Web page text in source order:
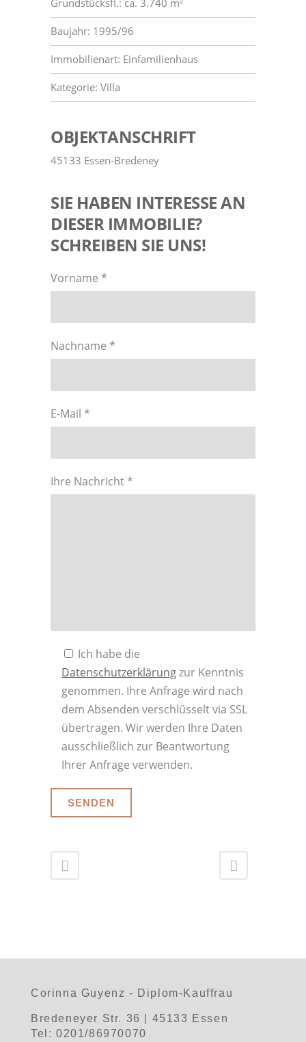
Grundstücksfl.: ca. 3.740 m²
Baujahr: 1995/96
Immobilienart: Einfamilienhaus
Kategorie: Villa
OBJEKTANSCHRIFT
45133 Essen-Bredeney
SIE HABEN INTERESSE AN
DIESER IMMOBILIE?
SCHREIBEN SIE UNS!
Vorname *
Nachname *
E-Mail *
Ihre Nachricht *
Ich habe die
Datenschutzerklärungzur Kenntnis
genommen. Ihre Anfrage wird nach
dem Absenden verschlüsselt via SSL
übertragen. Wir werden Ihre Daten
ausschließlich zur Beantwortung
Ihrer Anfrage verwenden.
Corinna Guyenz - Diplom-Kauffrau
Bredeneyer Str. 36 | 45133 Essen
Tel: 0201/86970070